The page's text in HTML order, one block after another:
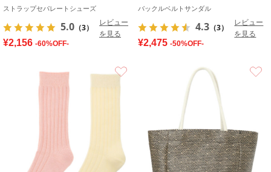
ストラップセパレートシューズ
5.0 （3）
レビュー
を見る
¥2,156 -60%OFF-
バックルベルトサンダル
4.3 （3）
レビュー
を見る
¥2,475 -50%OFF-